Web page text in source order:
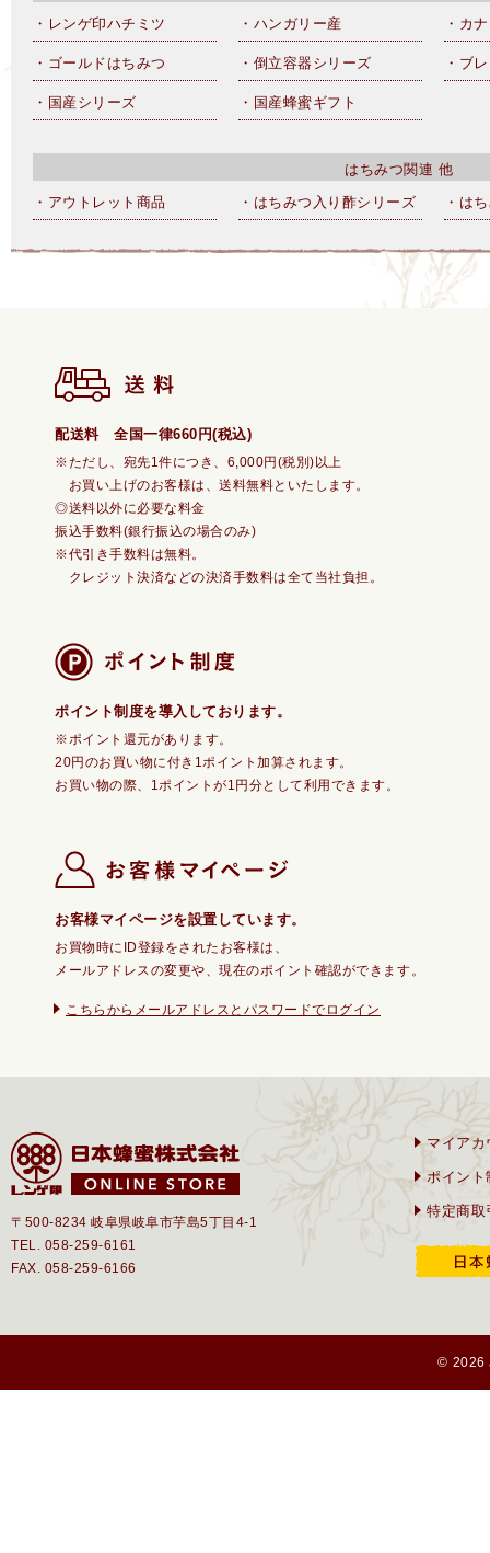
・レンゲ印ハチミツ
・ハンガリー産 ・カ
・ゴールドはちみつ ・倒立容器シリーズ ・ブ
・国産シリーズ ・国産蜂蜜ギフト
はちみつ関連 他
・アウトレット商品
・はちみつ入り酢シリーズ ・は
配送料 全国一律660円(税込)
※ただし、宛先1件につき、6,000円(税別)以上
お買い上げのお客様は、送料無料といたします。
◎送料以外に必要な料金
振込手数料(銀行振込の場合のみ)
※代引き手数料は無料。
クレジット決済などの決済手数料は全て当社負担。
ポイント制度を導入しております。
※ポイント還元があります。
20円のお買い物に付き1ポイント加算されます。
お買い物の際、1ポイントが1円分として利用できます。
お客様マイページを設置しています。
お買物時にID登録をされたお客様は、
メールアドレスの変更や、現在のポイント確認ができます。
こちらからメールアドレスとパスワードでログイン
〒500-8234 岐阜県岐阜市芋島5丁目4-1
TEL. 058-259-6161
FAX. 058-259-6166
マイアカ
ポイント
特定商取
© 2026